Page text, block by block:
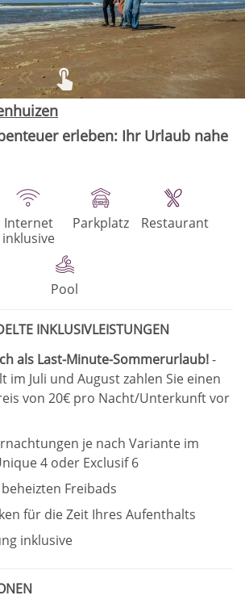
erleben: Ihr Urlaub nahe
Internet
inklusive
Parkplatz Restaurant
Pool
INKLUSIVLEISTUNGEN
als Last-Minute-Sommerurlaub!-
im Juli und August zahlen Sie einen
von 20€ pro Nacht/Unterkunft vor
je nach Variante im
4 oder Exclusif 6
Freibads
für die Zeit Ihres Aufenthalts
inklusive